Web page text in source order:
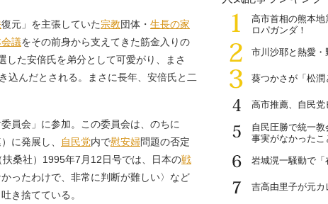
復元」を主張していた宗教団体・ 生長の家
議をその前身から支えてきた筋金入りの
た安倍氏を弟分として可愛がり、まさ
込んだとされる。まさに長年、安倍氏と二
員会」に参加。この委員会は、のちに
に発展し、 自民党内で慰安婦問題の否定
桑社）1995年7月12日号では、日本の戦
ったわけで、非常に判断が難しい〉など
き捨てている。
1
高市首相の熊本
ロパガンダ！
2
市川沙耶と熱愛
3
葵つかさが「松潤
4
高市推薦、自民
5
自民圧勝で統一
事実がなかったこ
6
岩城滉一騒動で
7
吉高由里子が元